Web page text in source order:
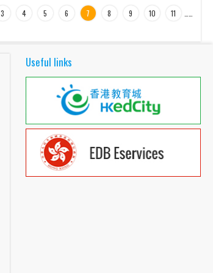
3 4 5 6 7 8 9 10 11
Useful links